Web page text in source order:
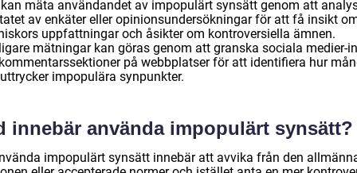
mäta användandet av impopulärt synsätt genom att
av enkäter eller opinionsundersökningar för att få insikt
uppfattningar och åsikter om kontroversiella ämnen.
mätningar kan göras genom att granska sociala medier-
på webbplatser för att identifiera hur
impopulära synpunkter.
innebär använda impopulärt synsätt?
impopulärt synsätt innebär att avvika från den